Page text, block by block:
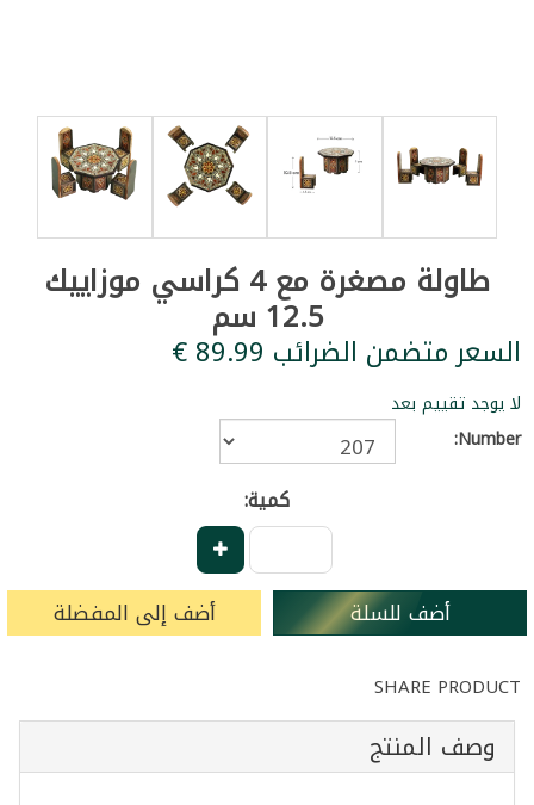
طاولة مصغرة مع 4 كراسي موزاييك
12.5 سم
السعر متضمن الضرائب ‏89.99 €
لا يوجد تقييم بعد
Number:
كمية:
أضف للسلة أضف إلى المفضلة
SHARE PRODUCT
وصف المنتج